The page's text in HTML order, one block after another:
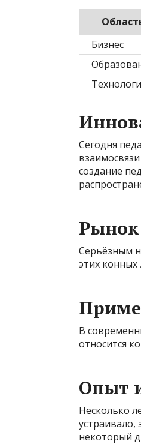
Бизнес
Сегодня
создание
Серьёзным
этих
В
относится
Опыт
Несколько
некоторый